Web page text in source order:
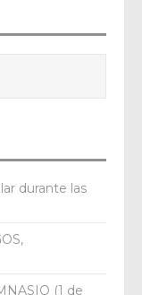
durante las
(1 de